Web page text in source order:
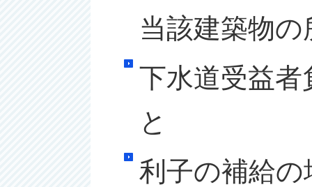
当該建築物
下水道受益
と
利子の補給